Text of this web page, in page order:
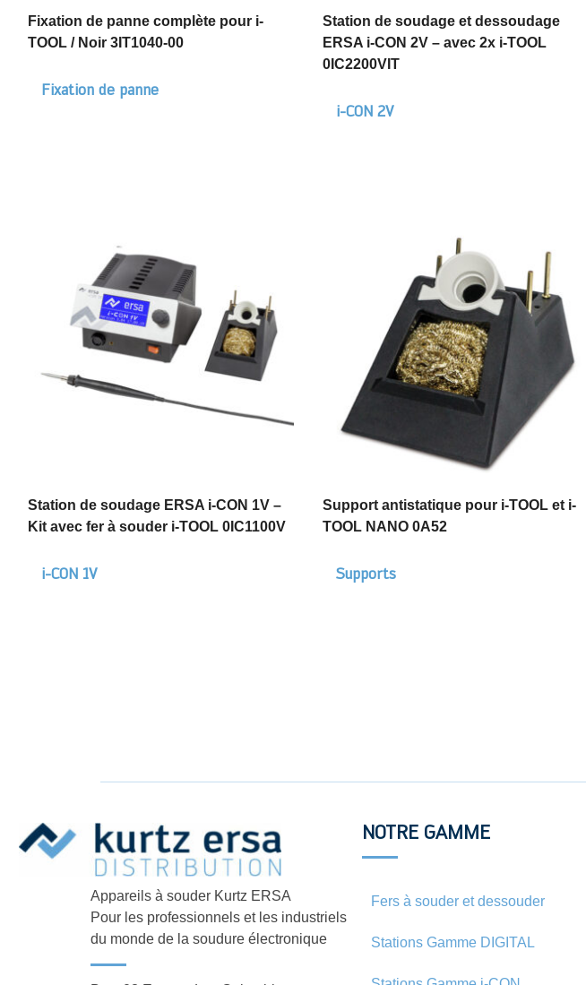
Fixation de panne complète pour i-
TOOL / Noir 3IT1040-00
Fixation de panne
Station de soudage et dessoudage
ERSA i-CON 2V – avec 2x i-TOOL
0IC2200VIT
i-CON 2V
Station de soudage ERSA i-CON 1V –
Kit avec fer à souder i-TOOL 0IC1100V
i-CON 1V
Support antistatique pour i-TOOL et i-
TOOL NANO 0A52
Supports
Appareils à souder Kurtz ERSA
Pour les professionnels et les industriels
du monde de la soudure électronique
NOTRE GAMME
Fers à souder et dessouder
Stations Gamme DIGITAL